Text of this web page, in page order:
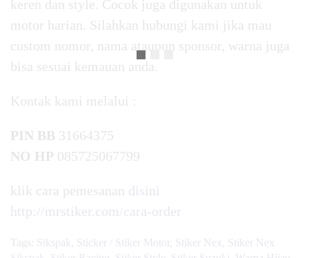
keren dan style. Cocok juga digunakan untuk
motor harian. Silahkan hubungi kami jika mau
custom nomor, nama ataupun sponsor, warna juga
bisa sesuai kemauan anda.
Kontak kami melalui :
PIN BB 31664375
NO HP 085725067799
klik cara pemesanan disini
http://mrstiker.com/cara-order
Tags: Sikspak Sticker / Stiker Motor Stiker Nex
Stiker Nex